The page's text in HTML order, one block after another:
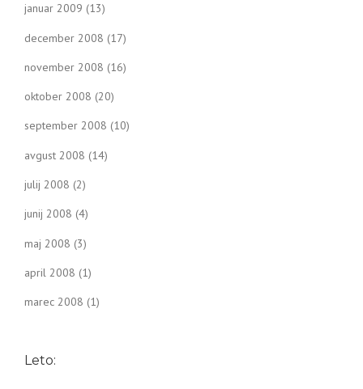
januar 2009 (13)
december 2008 (17)
november 2008 (16)
oktober 2008 (20)
september 2008 (10)
avgust 2008 (14)
julij 2008 (2)
junij 2008 (4)
maj 2008 (3)
april 2008 (1)
marec 2008 (1)
Leto: